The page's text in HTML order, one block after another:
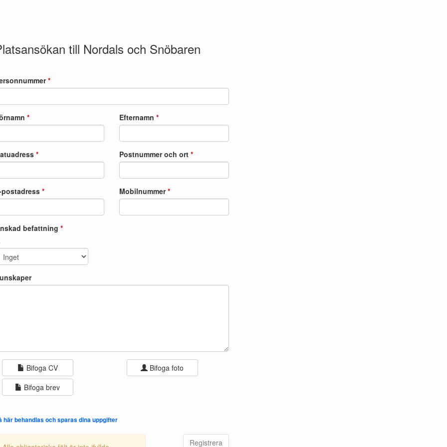
till Nordals och Snöbaren
*
* Efternamn *
* Postnummer och ort *
postadress * Mobilnummer*
befattning *
Bifoga CV
Bifoga foto
Bifoga brev
här behandlas och sparas dina uppgifter
Registrera